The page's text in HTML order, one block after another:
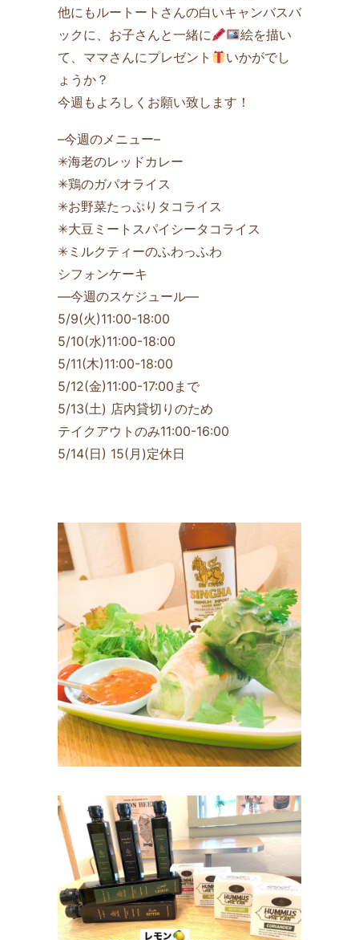
他にもルートートさんの白いキャンバスバ
ックに、お子さんと一緒に
絵を描い
て、ママさんにプレゼント
いかがでし
ょうか？
今週もよろしくお願い致します！
–今週のメニュー–
✳海老のレッドカレー
✳鶏のガパオライス
✳お野菜たっぷりタコライス
✳大豆ミートスパイシータコライス
✳ミルクティーのふわっふわ
シフォンケーキ
—今週のスケジュール—
5/9(火)11:00-18:00
5/10(水)11:00-18:00
5/11(木)11:00-18:00
5/12(金)11:00-17:00まで
5/13(土) 店内貸切りのため
テイクアウトのみ11:00-16:00
5/14(日) 15(月)定休日